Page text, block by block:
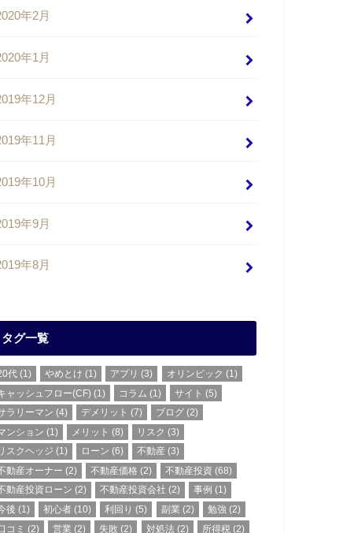
年2月
年1月
年12月
年11月
年10月
年9月
年8月
タグ一覧
代 (1) やめとけ (1) アプリ (3) オリンピック (1)
ャッシュフロー(CF) (1) コラム (1) サイト (5)
ラリーマン (4) デメリット (7) ブログ (2)
ンション (1) メリット (8) リスク (3)
リスクヘッジ (1) ローン (6) 不動産 (3)
動産オーナー (2) 不動産価格 (2) 不動産投資 (68)
動産投資ローン (2) 不動産投資会社 (2) 事例 (1)
後 (1) 初心者 (10) 利回り (5) 副業 (2) 勉強 (2)
コミ (2) 営業 (2) 失敗 (2) 対処法 (2) 所得税 (2)